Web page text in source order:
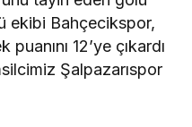
ekibi Bahçecikspor,
12’ye çıkardı
Şalpazarıspor